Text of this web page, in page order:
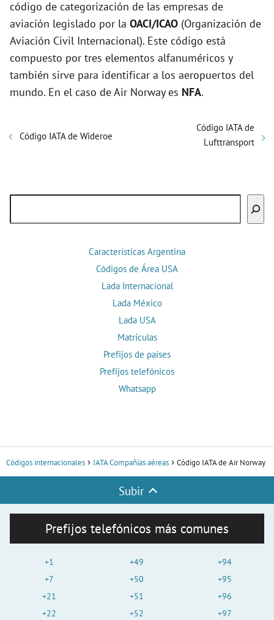
código de categorización de las empresas de
aviación legislado por la OACI/ICAO (Organización de
Aviación Civil Internacional). Este código está
compuesto por tres elementos alfanuméricos y
también sirve para identificar a los aeropuertos del
mundo. En el caso de Air Norway es NFA.
Código IATA de Wideroe
Código IATA de
Lufttransport
Características Argentina
Códigos de Área USA
Lada Internacional
Lada México
Lada USA
Matrículas
Prefijos de países
Prefijos telefónicos
Whatsapp
Códigos internacionales IATA Compañías aéreas Código IATA de Air Norway
Subir
Prefijos telefónicos más comunes
+1
+7
+21
+22
+49
+50
+51
+52
+94
+95
+96
+97